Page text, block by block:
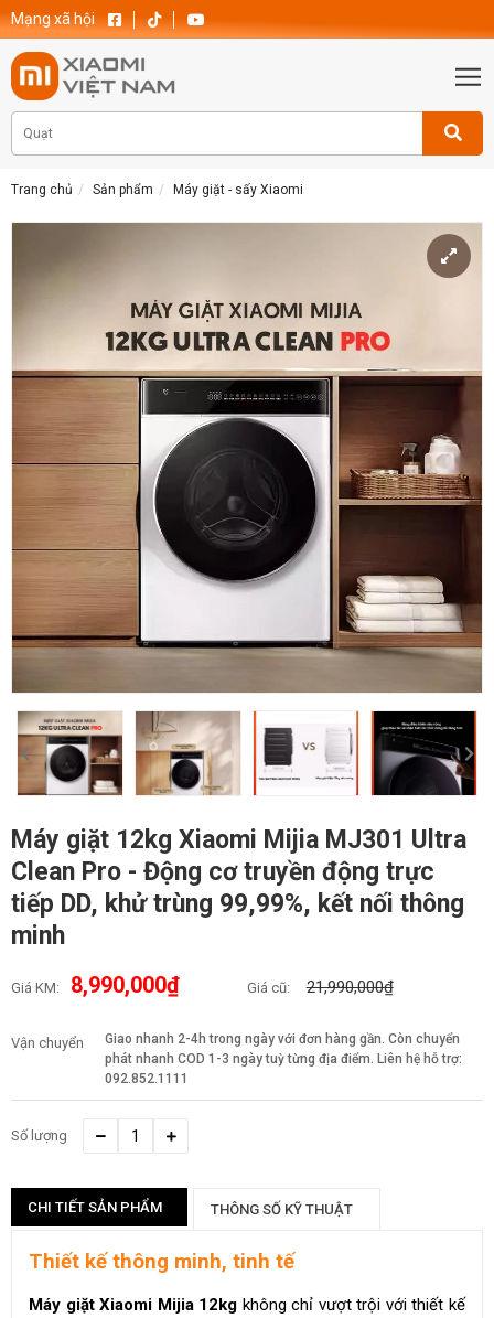
Mạng xã hội
Trang chủ Sản phẩm Máy giặt - sấy Xiaomi
Máy giặt 12kg Xiaomi Mijia MJ301 Ultra
Clean Pro - Động cơ truyền động trực
tiếp DD, khử trùng 99,99%, kết nối thông
minh
Giá KM: 8,990,000₫ Giá cũ: 21,990,000₫
Vận chuyển
Giao nhanh 2-4h trong ngày với đơn hàng gần. Còn chuyển
phát nhanh COD 1-3 ngày tuỳ từng địa điểm. Liên hệ hỗ trợ:
092.852.1111
Số lượng
CHI TIẾT SẢN PHẨM THÔNG SỐ KỸ THUẬT
Thiết kế thông minh, tinh tế
Máy giặt Xiaomi Mijia 12kg không chỉ vượt trội với thiết kế